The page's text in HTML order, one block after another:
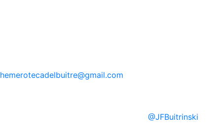
hemerotecadelbuitre@gmail.com
@JFBuitrinski